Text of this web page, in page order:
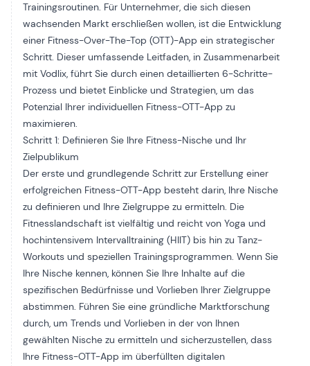
Trainingsroutinen. Für Unternehmer, die sich diesen
wachsenden Markt erschließen wollen, ist die Entwicklung
einer Fitness-Over-The-Top (OTT)-App ein strategischer
Schritt. Dieser umfassende Leitfaden, in Zusammenarbeit
mit Vodlix, führt Sie durch einen detaillierten 6-Schritte-
Prozess und bietet Einblicke und Strategien, um das
Potenzial Ihrer individuellen Fitness-OTT-App zu
maximieren.
Schritt 1: Definieren Sie Ihre Fitness-Nische und Ihr
Zielpublikum
Der erste und grundlegende Schritt zur Erstellung einer
erfolgreichen Fitness-OTT-App besteht darin, Ihre Nische
zu definieren und Ihre Zielgruppe zu ermitteln. Die
Fitnesslandschaft ist vielfältig und reicht von Yoga und
hochintensivem Intervalltraining (HIIT) bis hin zu Tanz-
Workouts und speziellen Trainingsprogrammen. Wenn Sie
Ihre Nische kennen, können Sie Ihre Inhalte auf die
spezifischen Bedürfnisse und Vorlieben Ihrer Zielgruppe
abstimmen. Führen Sie eine gründliche Marktforschung
durch, um Trends und Vorlieben in der von Ihnen
gewählten Nische zu ermitteln und sicherzustellen, dass
Ihre Fitness-OTT-App im überfüllten digitalen